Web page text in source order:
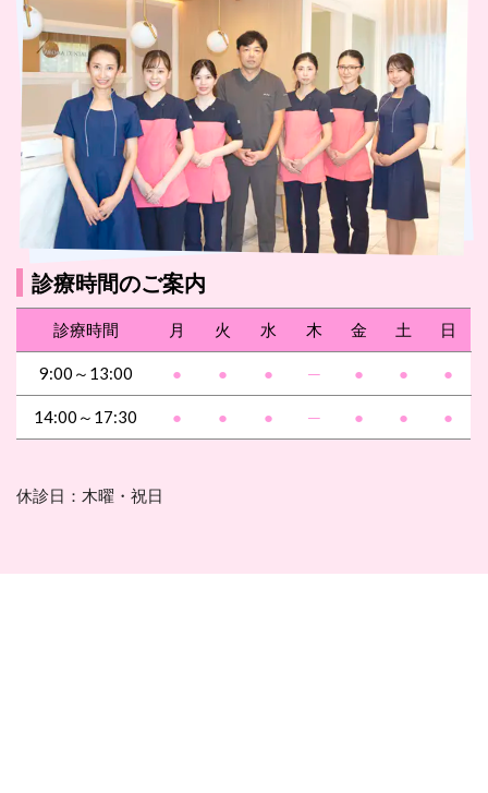
診療時間のご案内
診療時間 月 火 水 木 金 土 日
9:00～13:00 ● ● ● ─ ● ● ●
14:00～17:30 ● ● ● ─ ● ● ●
休診日：木曜・祝日